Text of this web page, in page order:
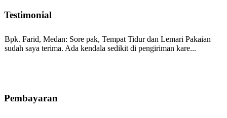
Testimonial
Bpk. Farid, Medan: Sore pak, Tempat Tidur dan Lemari Pakaian
sudah saya terima. Ada kendala sedikit di pengiriman kare...
bale2 dan kursi teras saya sudah saya terima dan p...
Pembayaran